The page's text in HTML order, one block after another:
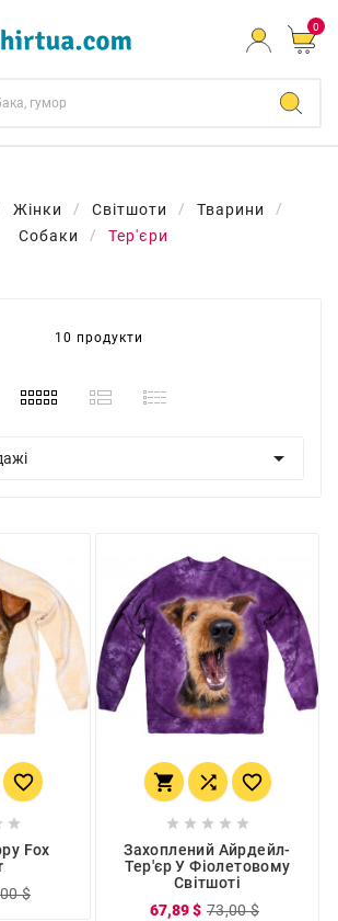
0
Жінки Світшоти
Тварини
Собаки
Тер'єри
10 продукти



Fox
$
  
    
Захоплений Айрдейл-
Тер'єр У Фіолетовому
Світшоті
67,89 $ 73,00 $